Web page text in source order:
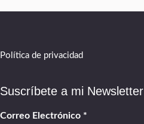
Política de privacidad
Suscríbete a mi Newsletter
Correo Electrónico *